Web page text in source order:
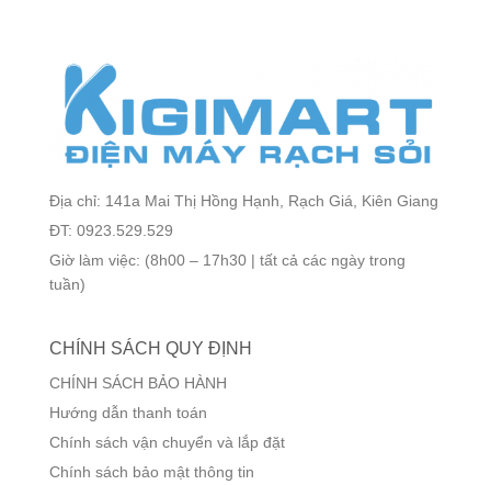
Địa chỉ: 141a Mai Thị Hồng Hạnh, Rạch Giá, Kiên Giang
ĐT: 0923.529.529
Giờ làm việc: (8h00 – 17h30 | tất cả các ngày trong
tuần)
CHÍNH SÁCH QUY ĐỊNH
CHÍNH SÁCH BẢO HÀNH
Hướng dẫn thanh toán
Chính sách vận chuyển và lắp đặt
Chính sách bảo mật thông tin